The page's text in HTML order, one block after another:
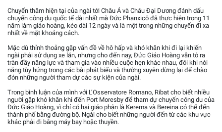
Chuyến thăm hiện tại của ngài tới Châu Á và Châu Đại Dương đánh dấu
chuyến công du quốc tế dài nhất mà Đức Phanxicô đã thực hiện trong 11
năm làm giáo hoàng, kéo dài 12 ngày và là một trong những chuyến đi xa
nhất về mặt khoảng cách.
Mặc dù thỉnh thoảng gặp vấn đề về hô hấp và khó khăn khi đi lại khiến
ngài phải sử dụng xe lăn, nhưng cho đến nay, Đức Giáo Hoàng vẫn tỏ ra
tràn đầy năng lực và tham gia vào nhiều cuộc hẹn khác nhau, đôi khi nói
năng tùy hứng trong các bài phát biểu và thường xuyên dừng lại để chào
đón những người tham dự các sự kiện của ngài.
Trong bình luận của mình với L’Osservatore Romano, Ribat cho biết nhiều
người gặp khó khăn khi đến Port Moresby để tham dự chuyến công du của
Đức Giáo Hoàng, vì chỉ có hai giáo phận là Kerema và Bereina có thể đến
thành phố bằng đường bộ. Ngài cho biết những người đến từ các khu vực
khác phải đi bằng máy bay hoặc thuyền.